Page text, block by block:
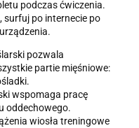
podczas ćwiczenia.
surfuj po internecie po
pozwala
partie mięśniowe:
wspomaga pracę
oddechowego.
wiosła treningowe